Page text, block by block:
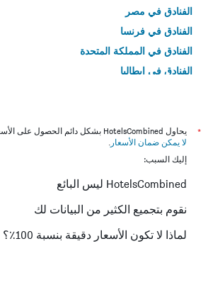
الفنادق في مصر
الفنادق في فرنسا
الفنادق في المملكة المتحدة
الفنادق في إيطاليا
*
يحاول HotelsCombined بشكل دائم الحصول على الأسعار الدقيقة، ولكن
لا يمكن ضمان الأسعار .
إليك السبب:
HotelsCombined ليس البائع
نقوم بتجميع الكثير من البيانات لك
لماذا لا تكون الأسعار دقيقة بنسبة 100٪؟